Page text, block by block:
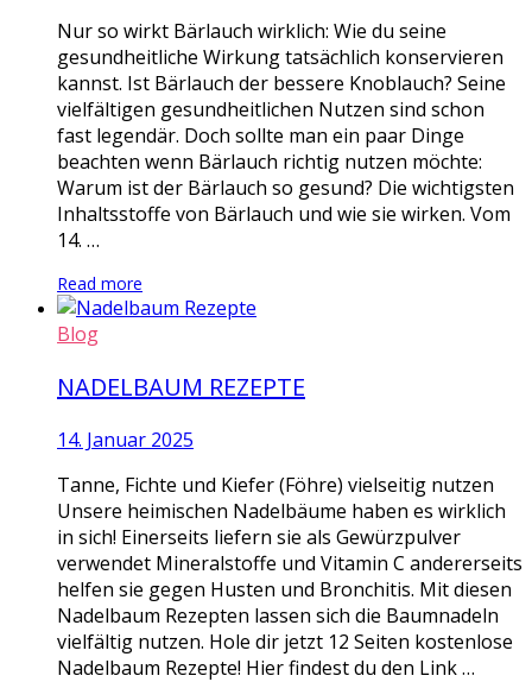
Nur so wirkt Bärlauch wirklich: Wie du seine
gesundheitliche Wirkung tatsächlich konservieren
kannst. Ist Bärlauch der bessere Knoblauch? Seine
vielfältigen gesundheitlichen Nutzen sind schon
fast legendär. Doch sollte man ein paar Dinge
beachten wenn Bärlauch richtig nutzen möchte:
Warum ist der Bärlauch so gesund? Die wichtigsten
Inhaltsstoffe von Bärlauch und wie sie wirken. Vom
14. …
Read more
Blog
NADELBAUM REZEPTE
14. Januar 2025
Tanne, Fichte und Kiefer (Föhre) vielseitig nutzen
Unsere heimischen Nadelbäume haben es wirklich
in sich! Einerseits liefern sie als Gewürzpulver
verwendet Mineralstoffe und Vitamin C andererseits
helfen sie gegen Husten und Bronchitis. Mit diesen
Nadelbaum Rezepten lassen sich die Baumnadeln
vielfältig nutzen. Hole dir jetzt 12 Seiten kostenlose
Nadelbaum Rezepte! Hier findest du den Link …